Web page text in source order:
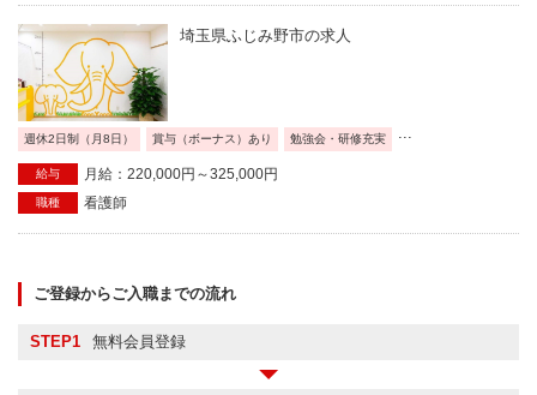
埼玉県ふじみ野市の求人
週休2日制（月8日） 賞与（ボーナス）あり 勉強会・研修充実
給与 月給：220,000円～325,000円
職種 看護師
ご登録からご入職までの流れ
STEP1 無料会員登録